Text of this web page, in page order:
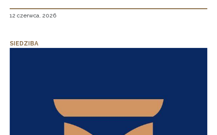
12 czerwca, 2026
SIEDZIBA